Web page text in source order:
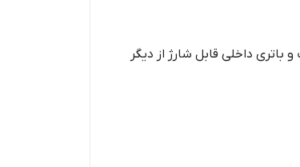
داخلی قابل شارژ از دیگر